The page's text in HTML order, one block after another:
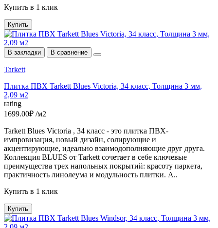
Купить в 1 клик
Купить
В закладки В сравнение
Tarkett
Плитка ПВХ Tarkett Blues Victoria, 34 класс, Толщина 3 мм,
2,09 м2
rating
1699.00₽ /м2
Tarkett Blues Victoria , 34 класс - это плитка ПВХ-
импровизация, новый дизайн, солирующие и
акцентирующие, идеально взаимодополняющие друг друга.
Коллекция BLUES от Tarkett сочетает в себе ключевые
преимущества трех напольных покрытий: красоту паркета,
практичность линолеума и модульность плитки. A..
Купить в 1 клик
Купить